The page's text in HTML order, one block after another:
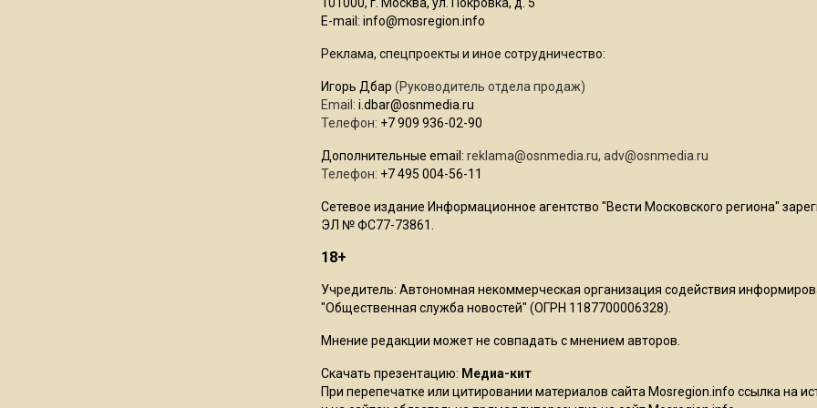
E-mail: info@mosregion.info
Реклама, спецпроекты и иное сотрудничество:
Игорь Дбар (Руководитель отдела продаж)
Email: i.dbar@osnmedia.ru
Телефон: +7 909 936-02-90
Дополнительные email: reklama@osnmedia.ru, adv@osnmedia.ru
Телефон: +7 495 004-56-11
Сетевое издание Информационное агентство "Вести Московского региона"
ЭЛ № ФС77-73861.
18+
Учредитель: Автономная некоммерческая организация содействия
"Общественная служба новостей" (ОГРН 1187700006328).
Мнение редакции может не совпадать с мнением авторов.
Скачать презентацию: Медиа-кит
При перепечатке или цитировании материалов сайта Mosregion.info ссылка на